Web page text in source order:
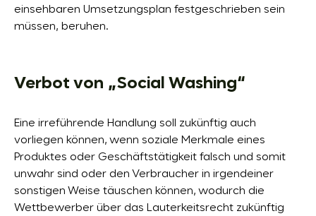
einsehbaren Umsetzungsplan festgeschrieben sein
müssen, beruhen.
Verbot von „Social Washing“
Eine irreführende Handlung soll zukünftig auch
vorliegen können, wenn soziale Merkmale eines
Produktes oder Geschäftstätigkeit falsch und somit
unwahr sind oder den Verbraucher in irgendeiner
sonstigen Weise täuschen können, wodurch die
Wettbewerber über das Lauterkeitsrecht zukünftig